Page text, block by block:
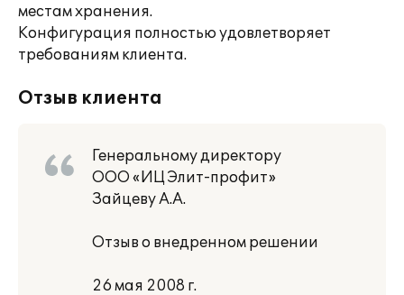
местам хранения.
Конфигурация полностью удовлетворяет
требованиям клиента.
Отзыв клиента
Генеральному директору
ООО «ИЦ Элит-профит»
Зайцеву А.А.
Отзыв о внедренном решении
26 мая 2008 г.